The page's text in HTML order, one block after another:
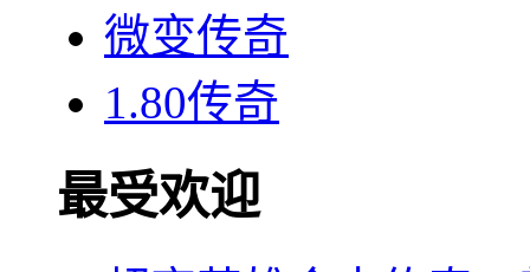
微变传奇
1.80传奇
最受欢迎